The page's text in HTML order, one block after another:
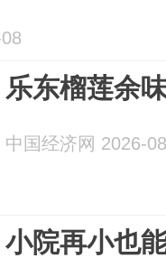
乐东榴莲余
中国经济网 2026-
小院再小也